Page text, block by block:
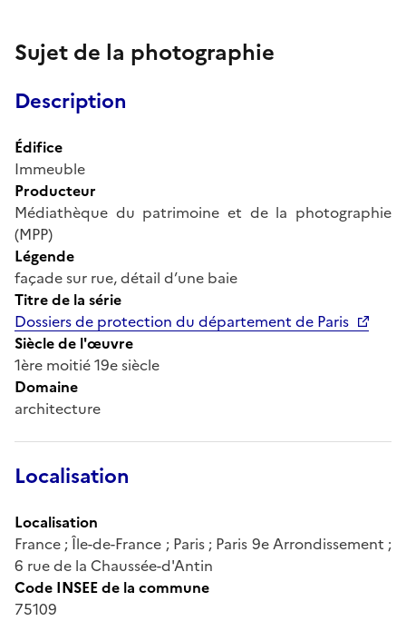
Sujet de la photographie
Description
Édifice
Immeuble
Producteur
Médiathèque du patrimoine et de la photographie
(MPP)
Légende
façade sur rue, détail d’une baie
Titre de la série
Dossiers de protection du département de Paris
Siècle de l'œuvre
1ère moitié 19e siècle
Domaine
architecture
Localisation
Localisation
France ; Île-de-France ; Paris ; Paris 9e Arrondissement ;
6 rue de la Chaussée-d'Antin
Code INSEE de la commune
75109